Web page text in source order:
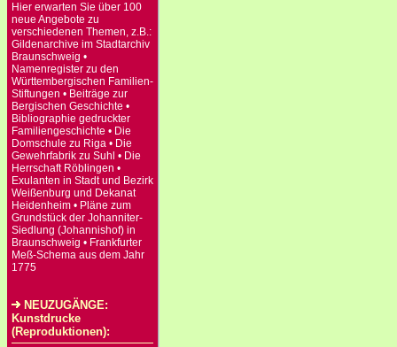
Hier erwarten Sie über 100
neue Angebote zu
verschiedenen Themen, z.B.:
Gildenarchive im Stadtarchiv
Braunschweig •
Namenregister zu den
Württembergischen Familien-
Stiftungen • Beiträge zur
Bergischen Geschichte •
Bibliographie gedruckter
Familiengeschichte • Die
Domschule zu Riga • Die
Gewehrfabrik zu Suhl • Die
Herrschaft Röblingen •
Exulanten in Stadt und Bezirk
Weißenburg und Dekanat
Heidenheim • Pläne zum
Grundstück der Johanniter-
Siedlung (Johannishof) in
Braunschweig • Frankfurter
Meß-Schema aus dem Jahr
1775
NEUZUGÄNGE:
Kunstdrucke
(Reproduktionen):